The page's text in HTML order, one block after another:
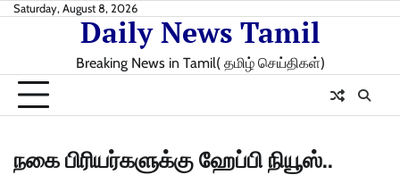
SkipSaturday, August 8, 2026
Daily News Tamil
Breaking News in Tamil( தமிழ் செய்திகள்)
நகை பிரியர்களுக்கு ஹேப்பி நியூஸ்..